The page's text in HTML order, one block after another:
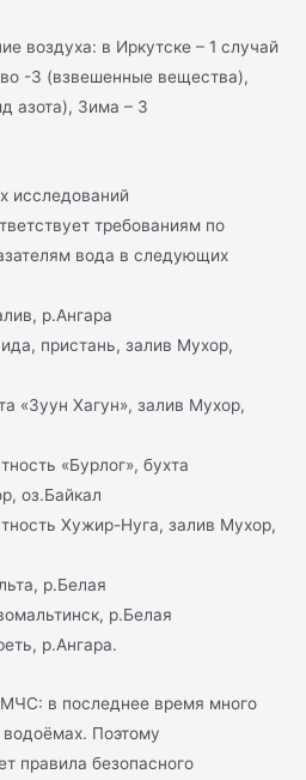
воздуха: в Иркутске – 1 случай
-3 (взвешенные вещества),
азота), Зима – 3
исследований
требованиям по
вода в следующих
р.Ангара
пристань, залив Мухор,
«Зуун Хагун», залив Мухор,
«Бурлог», бухта
оз.Байкал
Хужир-Нуга, залив Мухор,
р.Белая
р.Белая
р.Ангара.
МЧС: в последнее время много
водоёмах. Поэтому
правила безопасного